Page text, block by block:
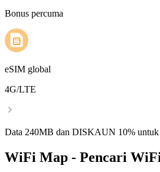
Bonus percuma
eSIM global
4G/LTE
Data 240MB dan DISKAUN 10% untuk
WiFi Map - Pencari